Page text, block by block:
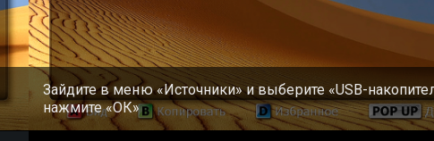
Зайдите в меню «Источники» и выберите «USB-
нажмите «ОК»